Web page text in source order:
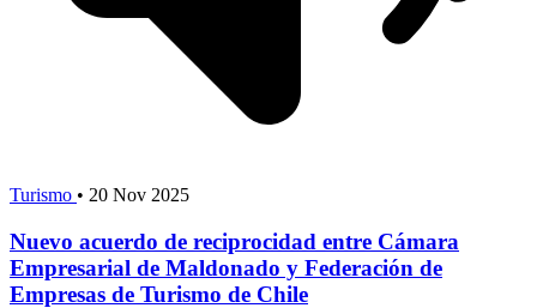
Turismo • 20 Nov 2025
Nuevo acuerdo de reciprocidad entre Cámara
Empresarial de Maldonado y Federación de
Empresas de Turismo de Chile